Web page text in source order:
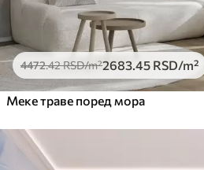
4472.42RSD/m²2683.45 RSD/m²
Меке траве поред мора